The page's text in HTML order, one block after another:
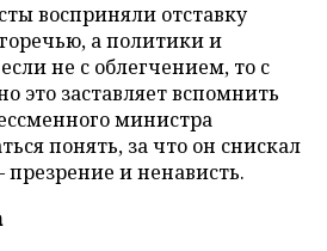
восприняли отставку
а политики и
не с облегчением, то с
это заставляет вспомнить
министра
понять, за что он снискал
презрение и ненависть.